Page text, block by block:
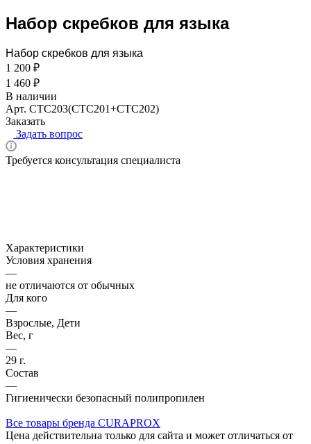
Набор скребков для языка
Набор скребков для языка
1 200 ₽
1 460 ₽
В наличии
Арт. CTC203(CTC201+CTC202)
Заказать
Задать вопрос
Требуется консультация специалиста
Характеристики
Условия хранения
—
не отличаются от обычных
Для кого
—
Взрослые, Дети
Вес, г
—
29 г.
Состав
—
Гигиенически безопасный полипропилен
Все товары бренда CURAPROX
Цена действительна только для сайта и может отличаться от